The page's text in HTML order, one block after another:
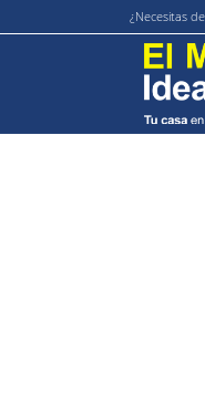
¿Necesitas